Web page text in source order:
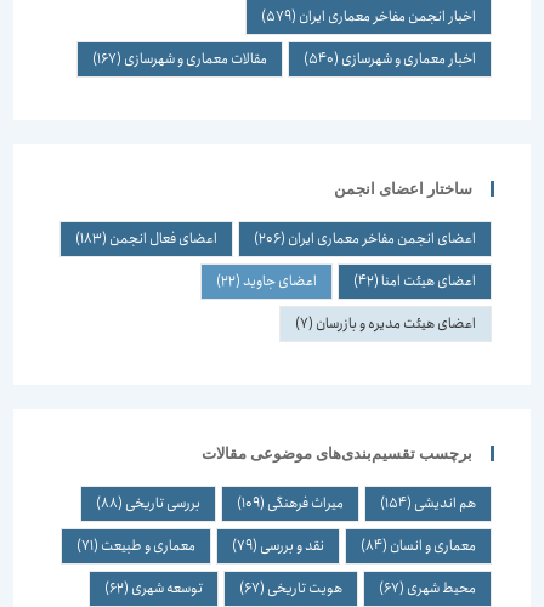
اخبار انجمن مفاخر معماری ایران(579)
اخبار معماری و شهرسازی(540) مقالات معماری و شهرسازی(167)
ساختار اعضای انجمن
اعضای انجمن مفاخر معماری ایران(206) اعضای فعال انجمن(183)
اعضای هیئت امنا(42) اعضای جاوید(22)
اعضای هیئت مدیره و بازرسان(7)
برچسب تقسیم‌بندی‌های موضوعی مقالات
هم اندیشی(154) میراث فرهنگی(109) بررسی تاریخی(88)
معماری و انسان(84) نقد و بررسی(79) معماری و طبیعت(71)
محیط شهری(67) هویت تاریخی(67) توسعه شهری(62)